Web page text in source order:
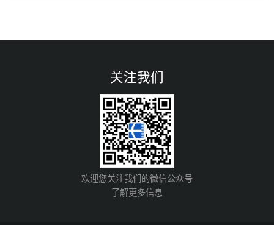
关注我们
欢迎您关注我们的微信公众号
了解更多信息